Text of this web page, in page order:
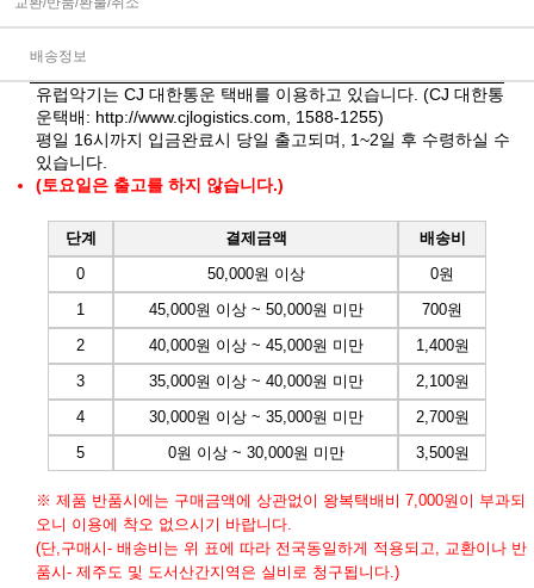
배송정보
유럽악기는 CJ 대한통운 택배를 이용하고 있습니다. (CJ 대한통
운택배: http://www.cjlogistics.com, 1588-1255)
평일 16시까지 입금완료시 당일 출고되며, 1~2일 후 수령하실 수
있습니다.
(토요일은 출고를 하지 않습니다.)
단계 결제금액
배송비
0
50,000원 이상
0원
1
45,000원 이상 ~ 50,000원 미만
700원
2
40,000원 이상 ~ 45,000원 미만
1,400원
3
35,000원 이상 ~ 40,000원 미만
2,100원
4
30,000원 이상 ~ 35,000원 미만
2,700원
5
0원 이상 ~ 30,000원 미만 3,500원
※ 제품 반품시에는 구매금액에 상관없이 왕복택배비 7,000원이 부과되
오니 이용에 착오 없으시기 바랍니다.
(단,구매시- 배송비는 위 표에 따라 전국동일하게 적용되고, 교환이나 반
품시- 제주도 및 도서산간지역은 실비로 청구됩니다.)